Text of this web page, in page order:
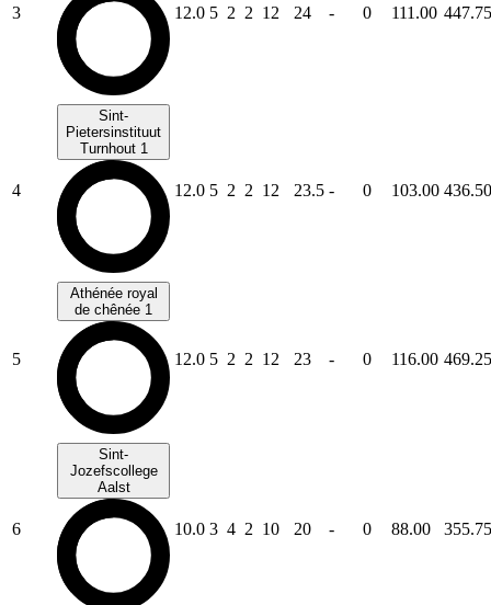
3 12.0 5 2 2 12 24 - 0 111.00 447.75
4
Sint-
Pietersinstituut
Turnhout 1
12.0 5 2 2 12 23.5 - 0 103.00 436.50
5
Athénée royal
de chênée 1
12.0 5 2 2 12 23 - 0 116.00 469.25
6
Sint-
Jozefscollege
Aalst
10.0 3 4 2 10 20 - 0 88.00 355.75